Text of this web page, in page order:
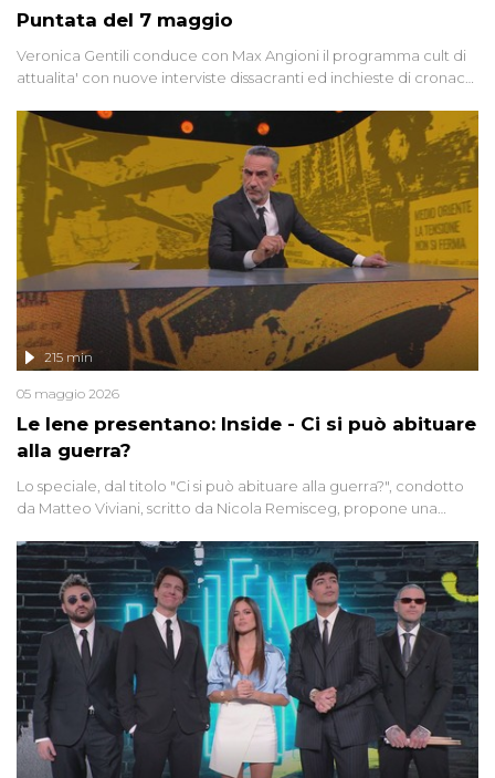
Puntata del 7 maggio
Veronica Gentili conduce con Max Angioni il programma cult di
attualita' con nuove interviste dissacranti ed inchieste di cronaca
Le Iene presentano: Inside - Ci si può abituare
alla guerra?
215 min
05 maggio 2026
Lo speciale, dal titolo "Ci si può abituare alla guerra?", condotto
da Matteo Viviani, scritto da Nicola Remisceg, propone una
di settore - su quanto la guerra sia diventata una realtà pervasiva.
Anche se l'Italia non è direttamente coinvolta in conflitti armati, il
contesto globale rende impossibile considerarla un fenomeno
lontano.